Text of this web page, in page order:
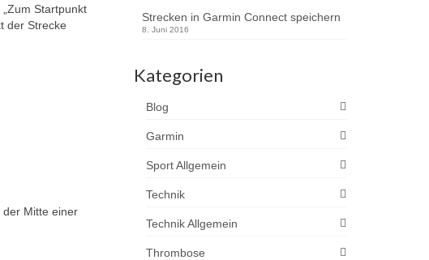
Startpunkt
der Strecke
der Mitte einer
Strecken in Garmin Connect speichern
8. Juni 2016
Kategorien
Blog
Garmin
Sport Allgemein
Technik
Technik Allgemein
Thrombose